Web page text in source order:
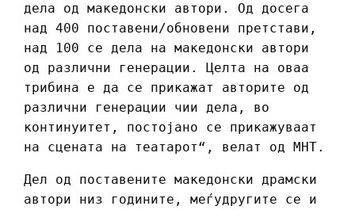
дела од македонски автори. Од досега
над 400 поставени/обновени претстави,
над 100 се дела на македонски автори
од различни генерации. Целта на оваа
трибина е да се прикажат авторите од
различни генерации чии дела, во
континуитет, постојано се прикажуваат
на сцената на театарот“, велат од МНТ.
Дел од поставените македонски драмски
автори низ годините, меѓудругите се и